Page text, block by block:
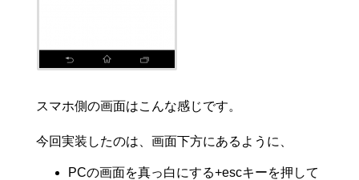
スマホ側の画面はこんな感じです。
今回実装したのは、画面下方にあるように、
PCの画面を真っ白にする+escキーを押して